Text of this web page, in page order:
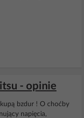
- opinie
bzdur ! O choćby
napięcia,